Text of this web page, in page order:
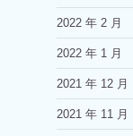
2022 年 2 月
2022 年 1 月
2021 年 12 月
2021 年 11 月